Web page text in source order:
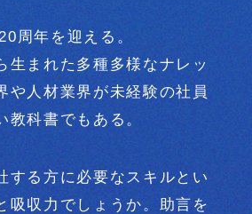
周年を迎える。
生まれた多種多様なナレッ
や人材業界が未経験の社員
教科書でもある。
する方に必要なスキルとい
吸収力でしょうか。助言を